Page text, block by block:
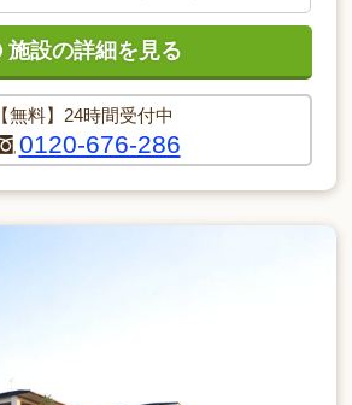
【無料】24時間受付中
0120-676-286
施設の詳細を見る